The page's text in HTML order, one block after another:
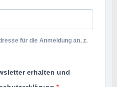
für die Anmeldung an, z.
erhalten und